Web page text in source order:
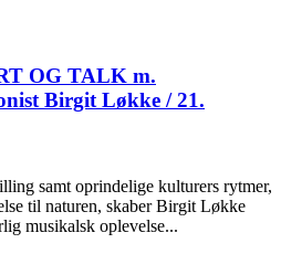
OG TALK m.
Birgit Løkke / 21.
samt oprindelige kulturers rytmer,
til naturen, skaber Birgit Løkke
musikalsk oplevelse...